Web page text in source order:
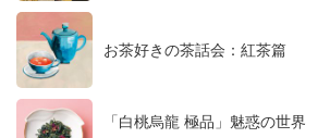
お茶好きの茶話会：紅茶篇
「白桃烏龍 極品」魅惑の世界